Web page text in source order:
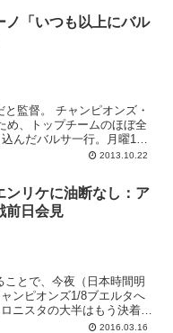
ノ「いつも以上にバル
監督。 チャンピオンズ・
め、トップチームのほぼ全
んだバルサ一行。月曜19
2013.10.22
ンリケに油断なし：ア
前日会見
とで、今夜（日本時間明
ンピオンズ1/8ブエルタへ
ニスタの大半はもう決着は
食らうことはまず無い、と
2016.03.16